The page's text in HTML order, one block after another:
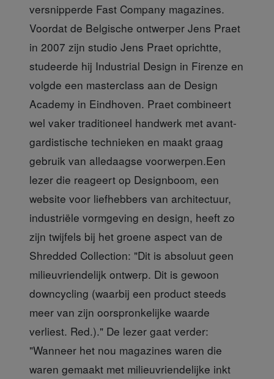
versnipperde Fast Company magazines.
Voordat de Belgische ontwerper Jens Praet
in 2007 zijn studio Jens Praet oprichtte,
studeerde hij Industrial Design in Firenze en
volgde een masterclass aan de Design
Academy in Eindhoven. Praet combineert
wel vaker traditioneel handwerk met avant-
gardistische technieken en maakt graag
gebruik van alledaagse voorwerpen.Een
lezer die reageert op Designboom, een
website voor liefhebbers van architectuur,
industriële vormgeving en design, heeft zo
zijn twijfels bij het groene aspect van de
Shredded Collection: "Dit is absoluut geen
milieuvriendelijk ontwerp. Dit is gewoon
downcycling (waarbij een product steeds
meer van zijn oorspronkelijke waarde
verliest. Red.)." De lezer gaat verder:
"Wanneer het nou magazines waren die
waren gemaakt met milieuvriendelijke inkt